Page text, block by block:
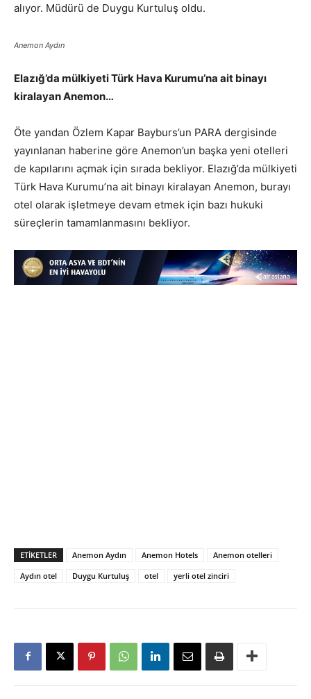
alıyor. Müdürü de Duygu Kurtuluş oldu.
Anemon Aydın
Elazığ’da mülkiyeti Türk Hava Kurumu’na ait binayı
kiralayan Anemon…
Öte yandan Özlem Kapar Bayburs’un PARA dergisinde
yayınlanan haberine göre Anemon’un başka yeni otelleri
de kapılarını açmak için sırada bekliyor. Elazığ’da mülkiyeti
Türk Hava Kurumu’na ait binayı kiralayan Anemon, burayı
otel olarak işletmeye devam etmek için bazı hukuki
süreçlerin tamamlanmasını bekliyor.
ETIKETLER Anemon Aydın Anemon Hotels
Anemon otelleri
Aydın otel
Duygu Kurtuluş otel yerli otel zinciri